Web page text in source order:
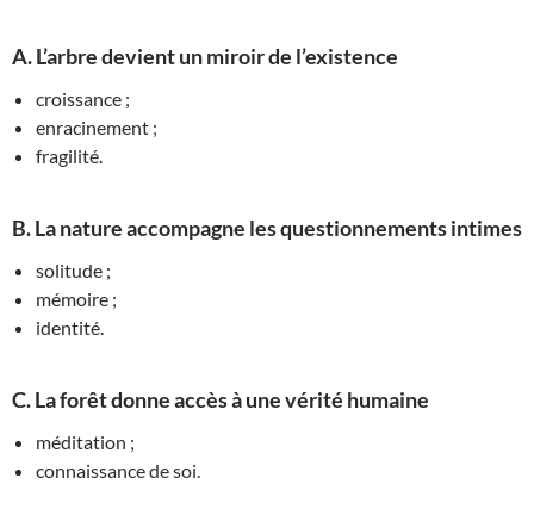
A. L’arbre devient un miroir de l’existence
croissance ;
enracinement ;
fragilité.
B. La nature accompagne les questionnements intimes
solitude ;
mémoire ;
identité.
C. La forêt donne accès à une vérité humaine
méditation ;
connaissance de soi.